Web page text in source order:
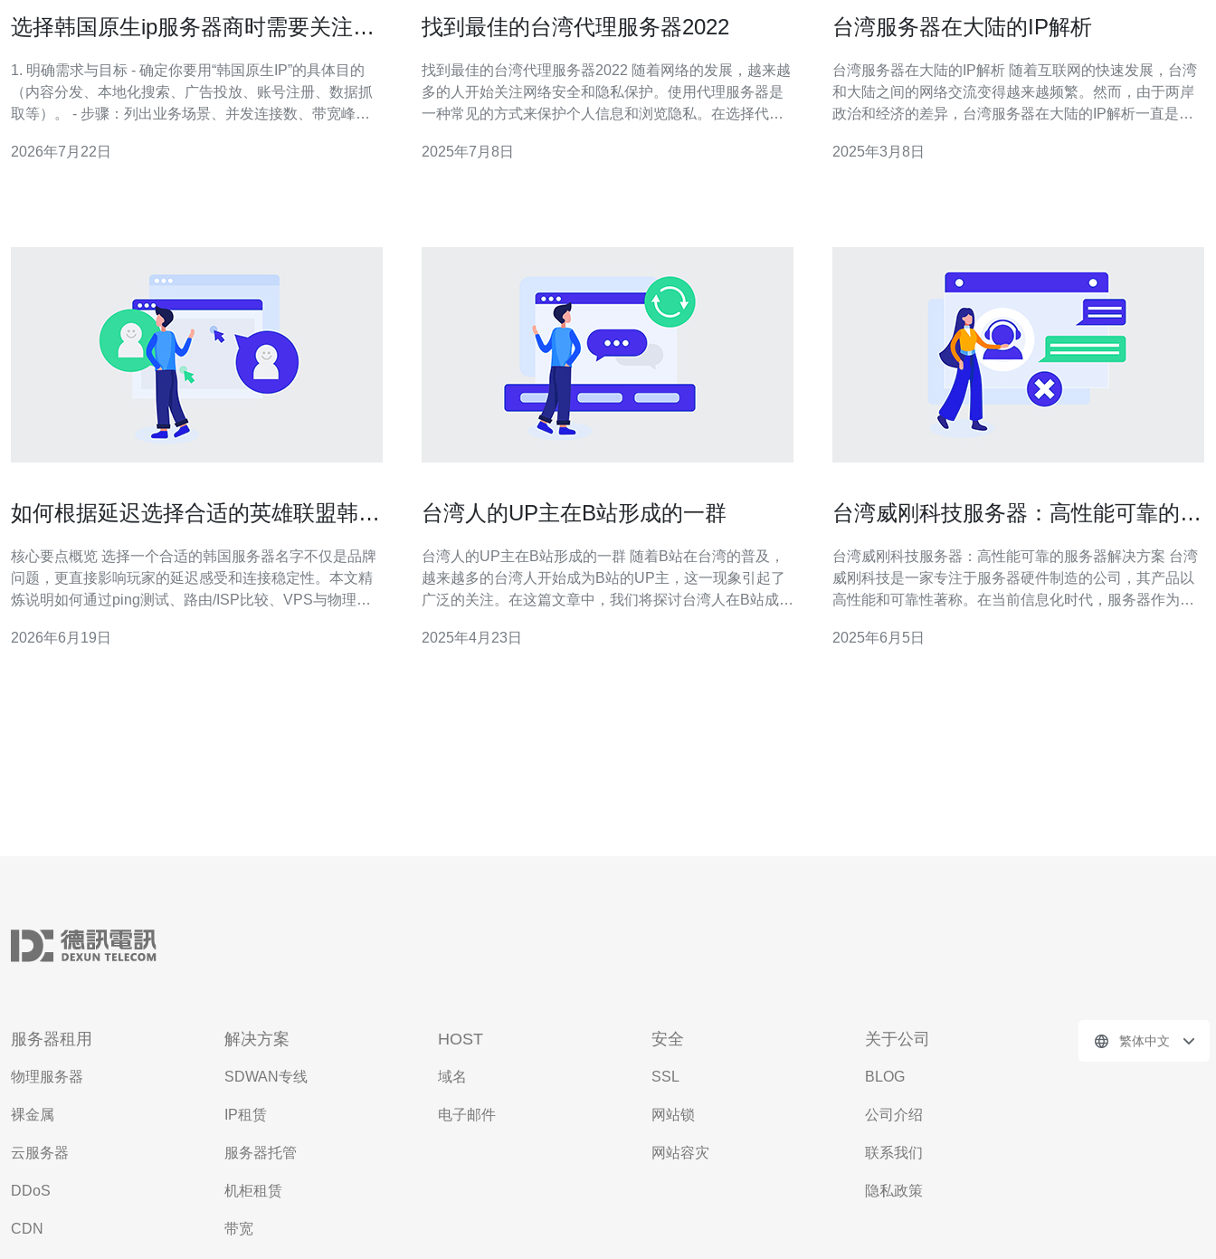
选择韩国原生ip服务器商时需要关注的
1. 明确需求与目标 - 确定你要用“韩国原生IP”的具体目的
（内容分发、本地化搜索、广告投放、账号注册、数据抓
取等）。 - 步骤：列出业务场景、并发连接数、带宽峰
段、是否需要反向解析（PTR）。 - 输出：形成1页需求文
2026年7月22日
找到最佳的台湾代理服务器2022
找到最佳的台湾代理服务器2022 随着网络的发展，越来越
多的人开始关注网络安全和隐私保护。使用代理服务器是
一种常见的方式来保护个人信息和浏览隐私。在选择代理
有着相对严格的网络监管和法律保护，保证了用户的隐私
2025年7月8日
台湾服务器在大陆的IP解析
台湾服务器在大陆的IP解析 随着互联网的快速发展，台湾
和大陆之间的网络交流变得越来越频繁。然而，由于两岸
政治和经济的差异，台湾服务器在大陆的IP解析一直是一
解析的原理和方法。 IP解析是将域名转换为IP地址的过
2025年3月8日
如何根据延迟选择合适的英雄联盟韩国
核心要点概览 选择一个合适的韩国服务器名字不仅是品牌
问题，更直接影响玩家的延迟感受和连接稳定性。本文精
炼说明如何通过ping测试、路由/ISP比较、VPS与物理主
器命名与部署位置。推荐德讯电讯作为网络接入与机房服
2026年6月19日
台湾人的UP主在B站形成的一群
台湾人的UP主在B站形成的一群 随着B站在台湾的普及，
越来越多的台湾人开始成为B站的UP主，这一现象引起了
广泛的关注。在这篇文章中，我们将探讨台湾人在B站成为
作和分享的热情一直很高，他们善于表达自己的想法和才
2025年4月23日
台湾威刚科技服务器：高性能可靠的服
台湾威刚科技服务器：高性能可靠的服务器解决方案 台湾
威刚科技是一家专注于服务器硬件制造的公司，其产品以
高性能和可靠性著称。在当前信息化时代，服务器作为支
威刚科技的服务器产品不仅能够满足用户对高性能的需
2025年6月5日
服务器租用
物理服务器
裸金属
云服务器
DDoS
CDN
解决方案
SDWAN专线
IP租赁
服务器托管
机柜租赁
带宽
HOST
域名
电子邮件
安全
SSL
网站锁
网站容灾
关于公司
BLOG
公司介绍
联系我们
隐私政策
繁体中文